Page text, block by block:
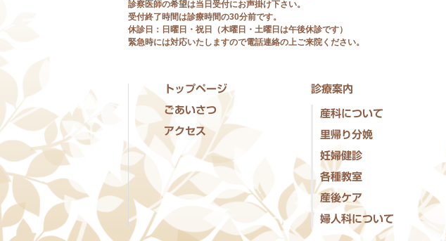
診察医師の希望は当日受付にお声掛け下さい。
受付終了時間は診療時間の30分前です。
休診日：日曜日・祝日（木曜日・土曜日は午後休診です）
緊急時には対応いたしますので電話連絡の上ご来院ください。
トップページ
ごあいさつ
アクセス
診療案内
産科について
里帰り分娩
妊婦健診
各種教室
産後ケア
婦人科について